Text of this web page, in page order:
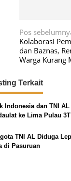
N
a
v
g
s
p
o
Pos
Kolaborasi
dan Baznas,
Warga Kurang
Terkait
Indonesia dan TNI
ke Lima Pulau
TNI AL Diduga
di Pasuruan